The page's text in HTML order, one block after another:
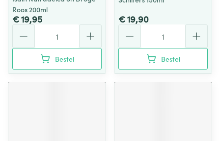
Roos 200ml
€ 19,95
Bestel
€ 19,90
Bestel